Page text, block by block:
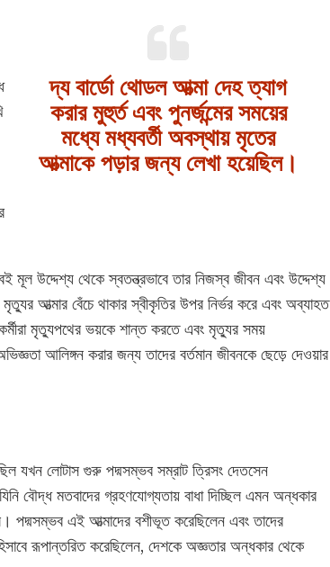
দ্য বার্ডো থোডল আত্মা দেহ ত্যাগ
করার মুহুর্ত এবং পুনর্জন্মের সময়ের
মধ্যে মধ্যবর্তী অবস্থায় মৃতের
আত্মাকে পড়ার জন্য লেখা হয়েছিল।
মূল উদ্দেশ্য থেকে স্বতন্ত্রভাবে তার নিজস্ব জীবন এবং উদ্দেশ্য
আত্মার বেঁচে থাকার স্বীকৃতির উপর নির্ভর করে এবং অব্যাহত
মৃত্যুপথের ভয়কে শান্ত করতে এবং মৃত্যুর সময়
আলিঙ্গন করার জন্য তাদের বর্তমান জীবনকে ছেড়ে দেওয়ার
যখন লোটাস গুরু পদ্মসম্ভব সম্রাট ত্রিসং দেতসেন
বৌদ্ধ মতবাদের গ্রহণযোগ্যতায় বাধা দিচ্ছিল এমন অন্ধকার
পদ্মসম্ভব এই আত্মাদের বশীভূত করেছিলেন এবং তাদের
রূপান্তরিত করেছিলেন, দেশকে অজ্ঞতার অন্ধকার থেকে